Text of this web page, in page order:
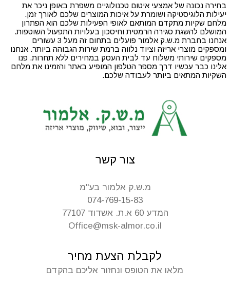
בחירה נכונה של אמצעי איטום טכנולוגיים משפרת באופן ניכר את
יעילות הלוגיסטיקה ושומרת על איכות המוצרים שלכם לאורך זמן.
מלחם שקיות מתקדם המותאם לאופי הפעילות שלכם הוא הפתרון
המושלם להשגת סגירה הרמטית וחיסכון בעלויות התפעול השוטפות.
אנחנו בחברת מ.ש.ק אלמור פועלים בתחום זה מעל 3 עשורים
ומספקים מוצרי אריזה וציוד נלווה ברמת שירות הגבוהה ביותר. אנחנו
מספקים שירותי משלוח עד לבית העסק במחירים ללא תחרות. פנו
אלינו כבר עכשיו דרך מספר הטלפון המופיע באתר והזמינו את מלחם
השקיות המתאים ביותר לעבודה שלכם.
צור קשר
מ.ש.ק אלמור בע"מ
Office@msk-almor.co.il
המדע 60 א.ת. אשדוד 77107
074-769-15-83
לקבלת הצעת מחיר
מלאו את הטופס ונחזור אליכם בהקדם